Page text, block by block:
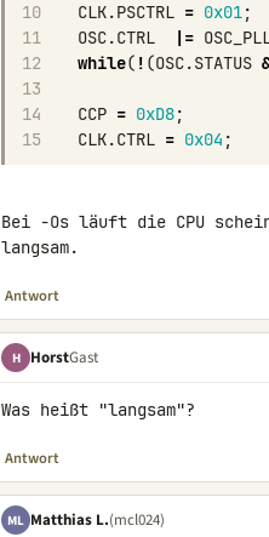
10
CLK.PSCTRL = 0x01;
11
OSC.CTRL |=
12
while( ! (OSC.STATUS
13
14
CCP = 0xD8;
15
CLK.CTRL = 0x04 ;
Bei -Os läuft die CPU
langsam.
Antwort
H HorstGast
Was heißt "langsam"?
Antwort
ML Matthias L.(mcl024)